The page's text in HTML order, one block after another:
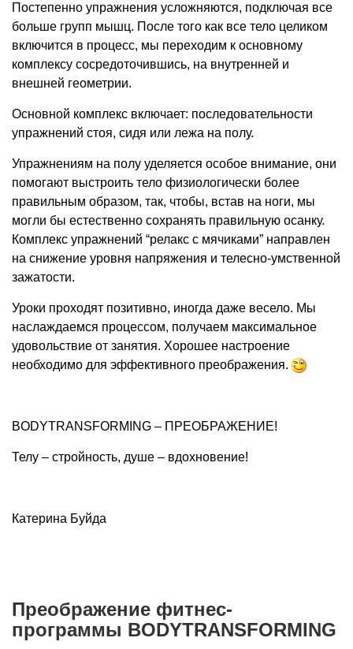
Постепенно упражнения усложняются, подключая все
больше групп мышц. После того как все тело целиком
включится в процесс, мы переходим к основному
комплексу сосредоточившись, на внутренней и
внешней геометрии.
Основной комплекс включает: последовательности
упражнений стоя, сидя или лежа на полу.
Упражнениям на полу уделяется особое внимание, они
помогают выстроить тело физиологически более
правильным образом, так, чтобы, встав на ноги, мы
могли бы естественно сохранять правильную осанку.
Комплекс упражнений “релакс с мячиками” направлен
на снижение уровня напряжения и телесно-умственной
зажатости.
Уроки проходят позитивно, иногда даже весело. Мы
наслаждаемся процессом, получаем максимальное
удовольствие от занятия. Хорошее настроение
необходимо для эффективного преображения.
BODYTRANSFORMING – ПРЕОБРАЖЕНИЕ!
Телу – стройность, душе – вдохновение!
Катерина Буйда
Преображение фитнес-
программы BODYTRANSFORMING